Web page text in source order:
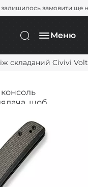
залишилось замовити
Меню
складаний Civivi
щоб